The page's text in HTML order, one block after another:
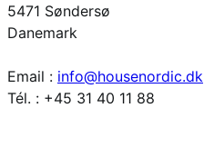
5471 Søndersø
Danemark
Email : info@housenordic.dk
Tél. : +45 31 40 11 88